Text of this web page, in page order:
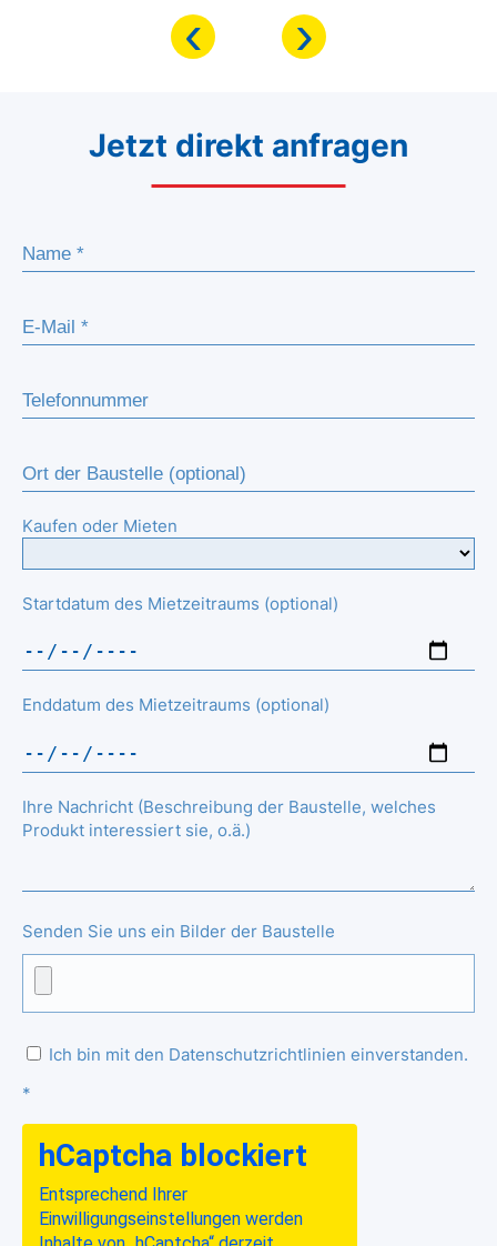
‹ ›
Jetzt direkt anfragen
Kaufen oder Mieten
Startdatum des Mietzeitraums (optional)
Enddatum des Mietzeitraums (optional)
Ihre Nachricht (Beschreibung der Baustelle, welches
Produkt interessiert sie, o.ä.)
Senden Sie uns ein Bilder der Baustelle
Ich bin mit den Datenschutzrichtlinien einverstanden.
*